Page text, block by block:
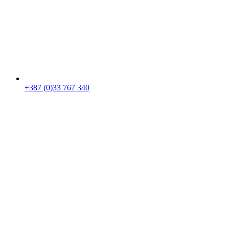
+387 (0)33 767 340